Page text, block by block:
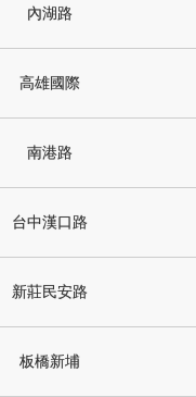
內湖路
高雄國際
南港路
台中漢口路
新莊民安路
板橋新埔